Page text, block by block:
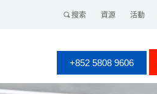
搜索 資源 活動
+852 5808 9606